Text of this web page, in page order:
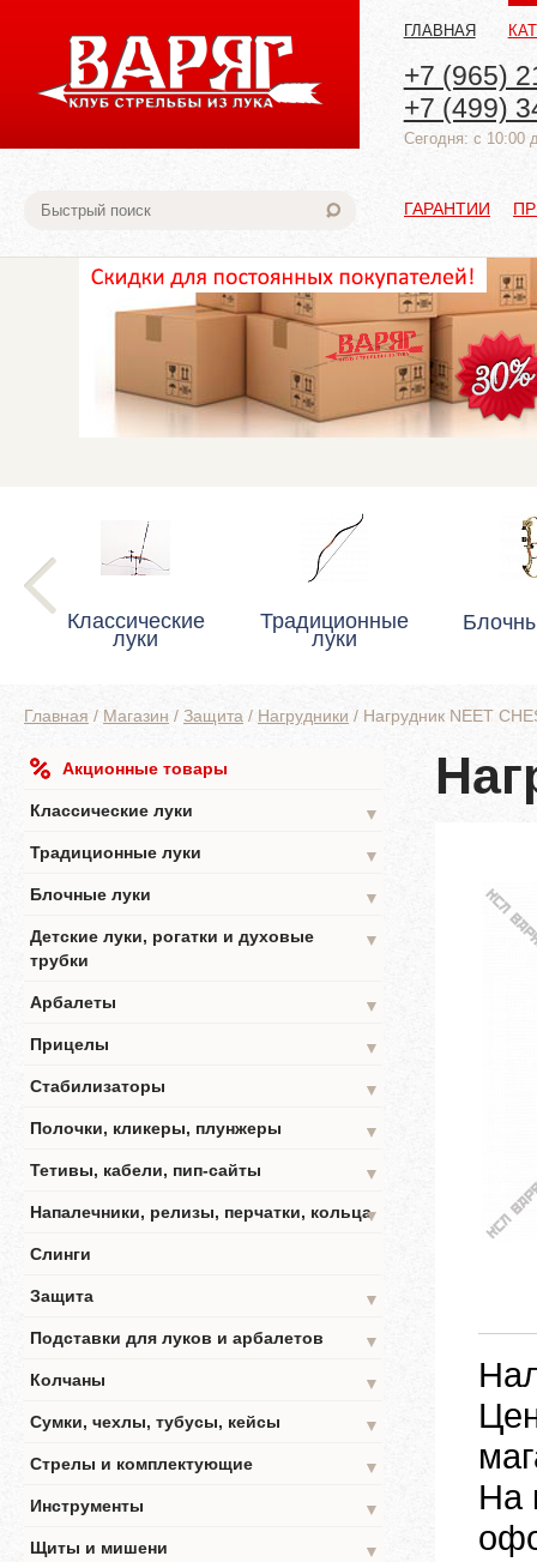
ГЛАВНАЯ
+7 (965)
+7 (499)
Cегодня: с 10:00
ГАРАНТИИ
Классические
луки
Традиционные
луки
Главная / Магазин / Защита / Нагрудники / Нагрудник NEET
Акционные товары
Классические луки
▼
Традиционные луки
▼
Блочные луки
▼
Детские луки, рогатки и духовые
трубки
▼
Арбалеты
▼
Прицелы
▼
Стабилизаторы
▼
Полочки, кликеры, плунжеры
▼
Тетивы, кабели, пип-сайты
▼
Напалечники, релизы, перчатки, кольца▼
Слинги
Защита
▼
Подставки для луков и арбалетов
▼
Колчаны
▼
Сумки, чехлы, тубусы, кейсы
▼
Стрелы и комплектующие
▼
Инструменты
▼
Щиты и мишени
▼
На